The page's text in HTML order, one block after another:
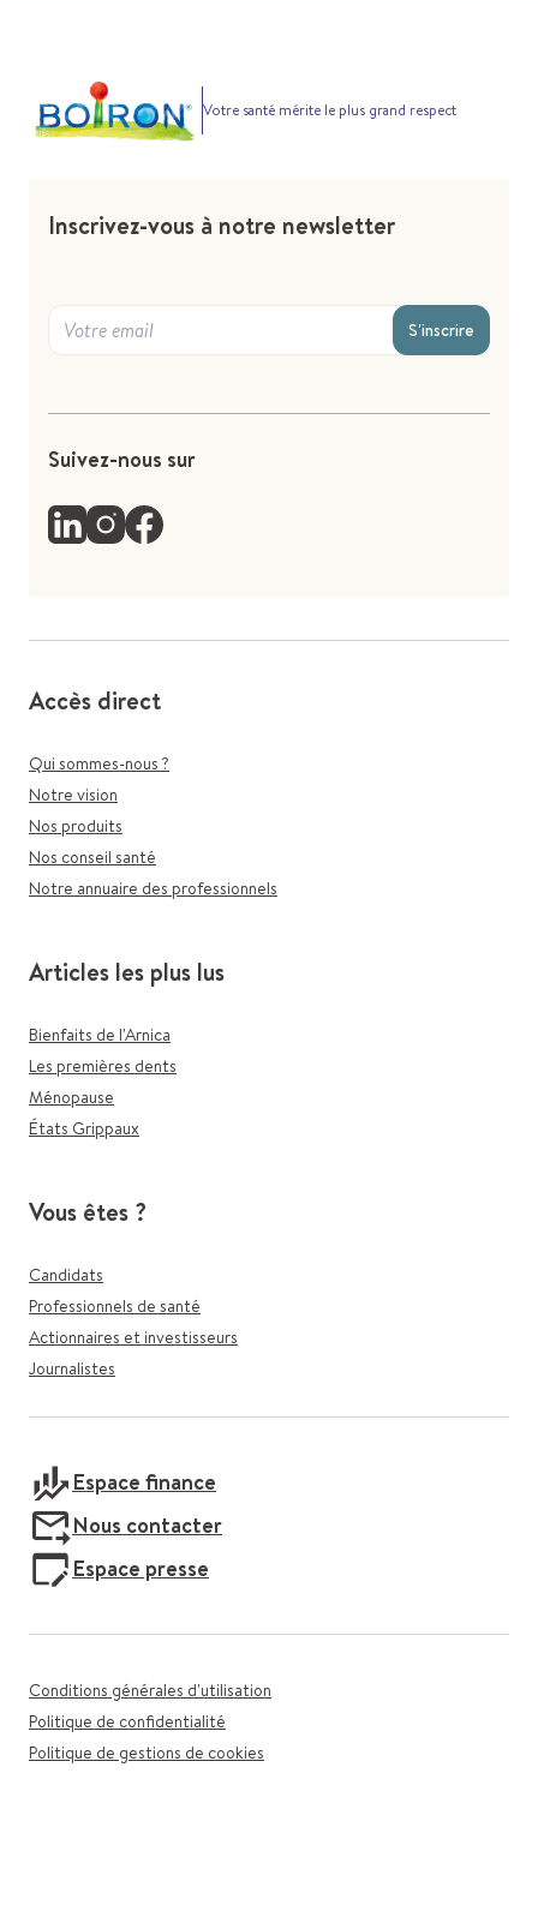
Votre santé mérite le plus grand respect
Inscrivez-vous à notre newsletter
S'inscrire
Suivez-nous sur
Accès direct
Qui sommes-nous ?
Notre vision
Nos produits
Nos conseil santé
Notre annuaire des professionnels
Articles les plus lus
Bienfaits de l'Arnica
Les premières dents
Ménopause
États Grippaux
Vous êtes ?
Candidats
Professionnels de santé
Actionnaires et investisseurs
Journalistes
Espace finance
Nous contacter
Espace presse
Conditions générales d'utilisation
Politique de confidentialité
Politique de gestions de cookies